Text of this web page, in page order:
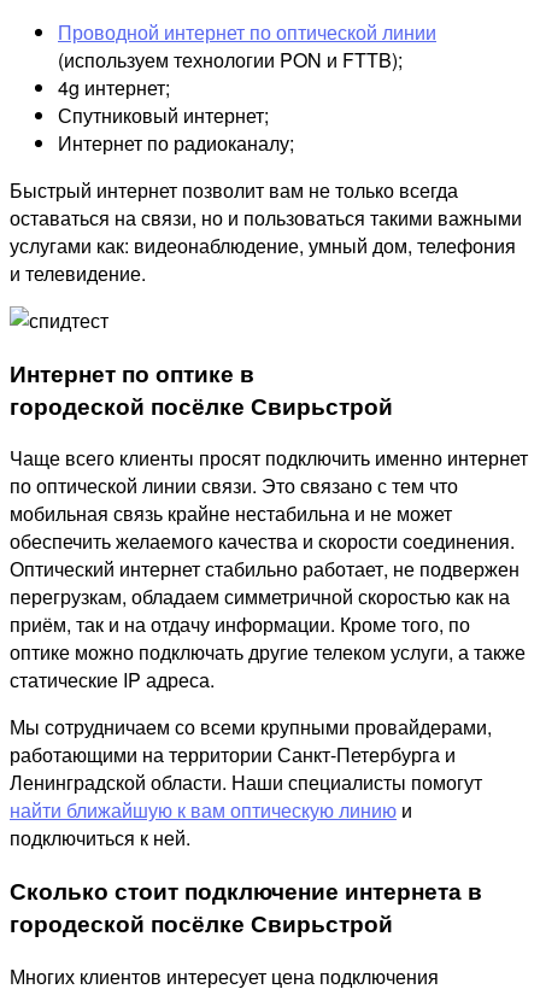
Проводной интернет по оптической линии
(используем технологии PON и FTTB);
4g интернет;
Спутниковый интернет;
Интернет по радиоканалу;
Быстрый интернет позволит вам не только всегда
оставаться на связи, но и пользоваться такими важными
услугами как: видеонаблюдение, умный дом, телефония
и телевидение.
Интернет по оптике в
городеской посёлке Свирьстрой
Чаще всего клиенты просят подключить именно интернет
по оптической линии связи. Это связано с тем что
мобильная связь крайне нестабильна и не может
обеспечить желаемого качества и скорости соединения.
Оптический интернет стабильно работает, не подвержен
перегрузкам, обладаем симметричной скоростью как на
приём, так и на отдачу информации. Кроме того, по
оптике можно подключать другие телеком услуги, а также
статические IP адреса.
Мы сотрудничаем со всеми крупными провайдерами,
работающими на территории Санкт-Петербурга и
Ленинградской области. Наши специалисты помогут
найти ближайшую к вам оптическую линию и
подключиться к ней.
Сколько стоит подключение интернета в
городеской посёлке Свирьстрой
Многих клиентов интересует цена подключения